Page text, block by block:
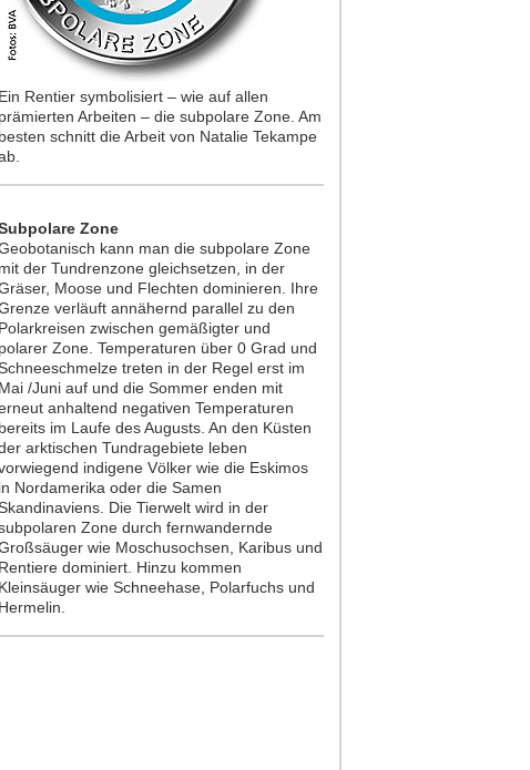
Ein Rentier symbolisiert – wie auf allen
prämierten Arbeiten – die subpolare Zone. Am
besten schnitt die Arbeit von Natalie Tekampe
Zone
kann man die subpolare Zone
mit der Tundrenzone gleichsetzen, in der
Moose und Flechten dominieren. Ihre
verläuft annähernd parallel zu den
Polarkreisen zwischen gemäßigter und
polarer Zone. Temperaturen über 0 Grad und
treten in der Regel erst im
Mai /Juni auf und die Sommer enden mit
anhaltend negativen Temperaturen
bereits im Laufe des Augusts. An den Küsten
arktischen Tundragebiete leben
indigene Völker wie die Eskimos
in Nordamerika oder die Samen
Die Tierwelt wird in der
Zone durch fernwandernde
wie Moschusochsen, Karibus und
Rentiere dominiert. Hinzu kommen
Kleinsäuger wie Schneehase, Polarfuchs und
Hermelin.